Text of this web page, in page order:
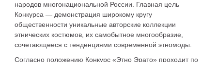
народов многонациональной России. Главная цель
Конкурса — демонстрация широкому кругу
общественности уникальные авторские коллекции
этнических костюмов, их самобытное многообразие,
сочетающееся с тенденциями современной этномоды.
Согласно положению Конкурс «Этно Эрато» проходит по